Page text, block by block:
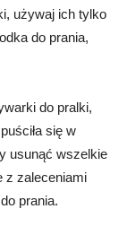
używaj ich tylko
do prania,
do pralki,
się w
usunąć wszelkie
z zaleceniami
prania.